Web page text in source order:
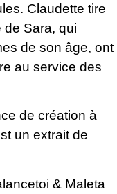
Claudette tire
de Sara, qui
de son âge, ont
au service des
de création à
un extrait de
& Maleta